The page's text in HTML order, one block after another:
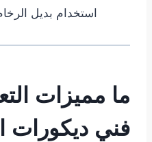
استخدام بديل
ما مميزات
فني ديكورات